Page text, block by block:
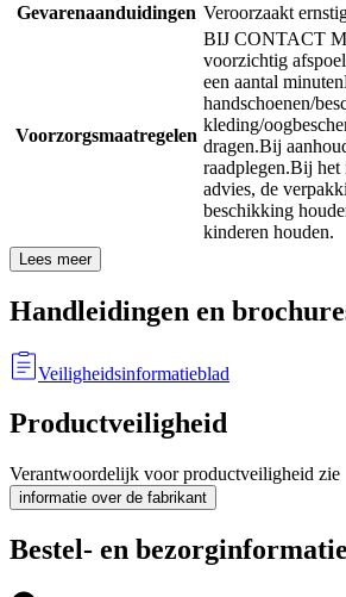
Gevarenaanduidingen Veroorzaakt
Voorzorgsmaatregelen
BIJ CONTACT
voorzichtig
een aantal minuten
handschoenen/
kleding/
dragen.Bij
raadplegen.Bij het
advies, de
beschikking
kinderen houden.
Lees meer
Handleidingen en
Veiligheidsinformatieblad
Productveiligheid
Verantwoordelijk voor productveiligheid zie
informatie over de fabrikant
Bestel- en bezorginformatie